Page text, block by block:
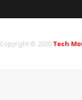
Copyright © 2020Tech